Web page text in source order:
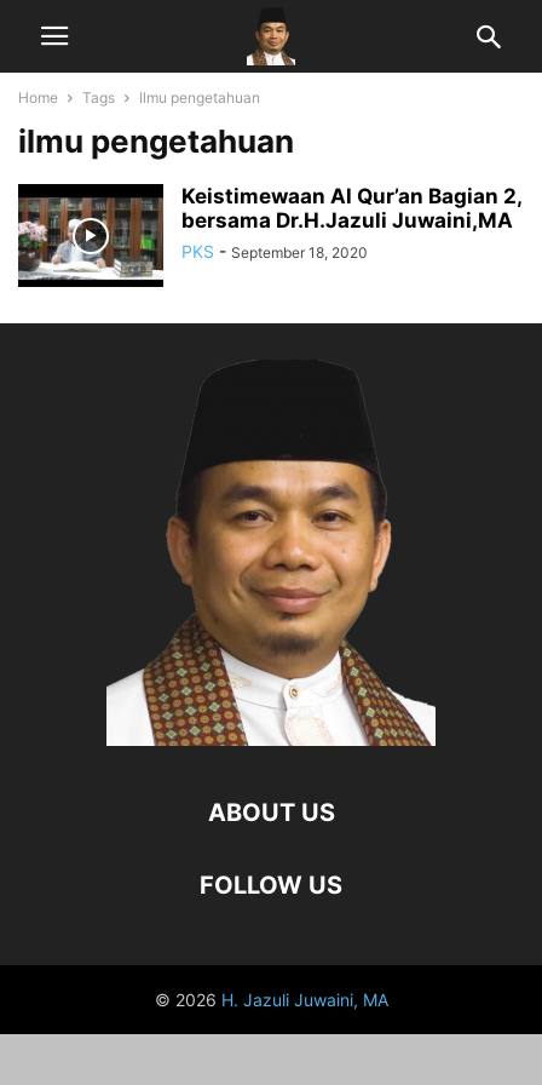
Home Tags Ilmu pengetahuan
ilmu pengetahuan
Keistimewaan Al Qur’an Bagian 2,
bersama Dr.H.Jazuli Juwaini,MA
PKS - September 18, 2020
ABOUT US
FOLLOW US
© 2026 H. Jazuli Juwaini, MA